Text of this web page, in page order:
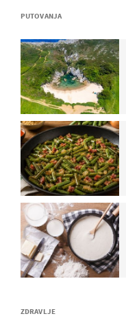
ZDRAVLJE
PUTOVANJA